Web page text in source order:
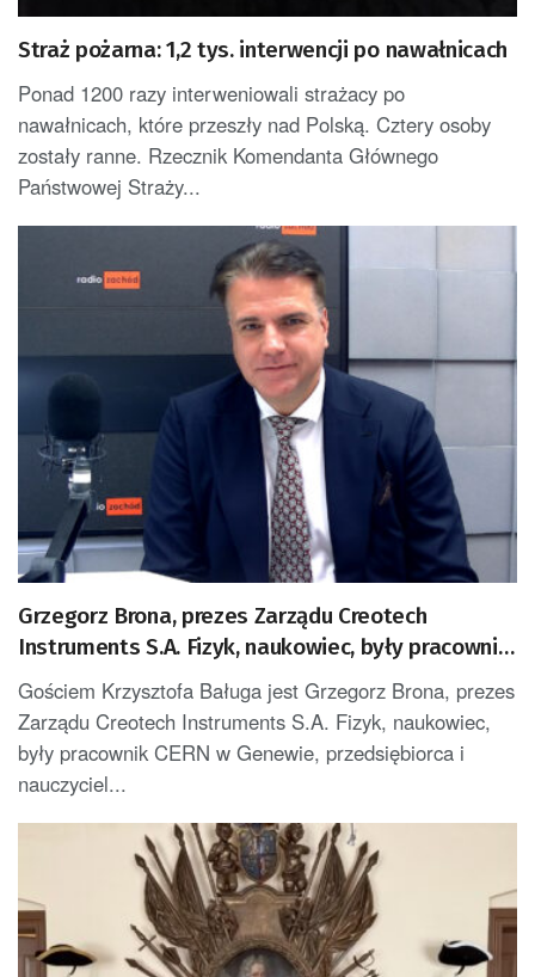
Straż pożarna: 1,2 tys. interwencji po nawałnicach
Ponad 1200 razy interweniowali strażacy po
nawałnicach, które przeszły nad Polską. Cztery osoby
zostały ranne. Rzecznik Komendanta Głównego
Państwowej Straży...
Grzegorz Brona, prezes Zarządu Creotech
Instruments S.A. Fizyk, naukowiec, były pracownik
CERN w Genewie, przedsiębiorca i nauczyciel
akademicki, doktor habilitowany nauk fizycznych,
koordynator Rady Sektorowej ds. Kompetencji
Przemysłu Lotniczo-Kosmicznego oraz członek
Komitetu Badań Kosmicznych i Satelitarnych
Gościem Krzysztofa Baługa jest Grzegorz Brona, prezes
Zarządu Creotech Instruments S.A. Fizyk, naukowiec,
były pracownik CERN w Genewie, przedsiębiorca i
nauczyciel...